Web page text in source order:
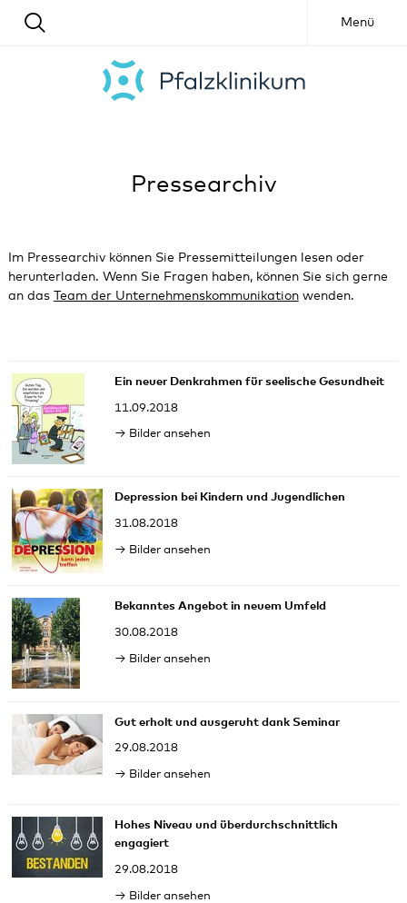
Menü
Pressearchiv
Im Pressearchiv können Sie Pressemitteilungen lesen oder
herunterladen. Wenn Sie Fragen haben, können Sie sich gerne
an das Team der Unternehmenskommunikationwenden.
Ein neuer Denkrahmen für seelische Gesundheit
11.09.2018
Bilder ansehen
Depression bei Kindern und Jugendlichen
31.08.2018
Bilder ansehen
Bekanntes Angebot in neuem Umfeld
30.08.2018
Bilder ansehen
Gut erholt und ausgeruht dank Seminar
29.08.2018
Bilder ansehen
Hohes Niveau und überdurchschnittlich
engagiert
29.08.2018
Bilder ansehen